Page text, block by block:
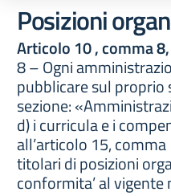
Posizioni
Articolo 10 , comma
8 – Ogni
pubblicare sul
sezione:
d) i curricula e i
all’articolo 15, comma
titolari di posizioni
conformita’ al